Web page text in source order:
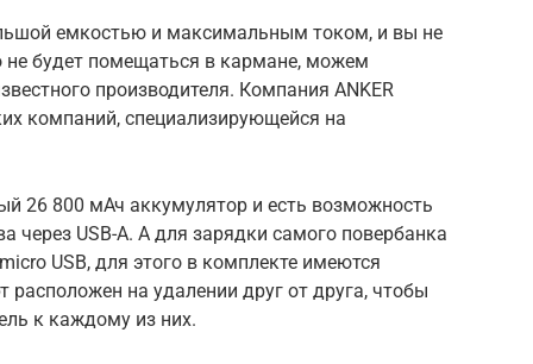
емкостью и максимальным током, и вы не
не будет помещаться в кармане, можем
производителя. Компания ANKER
компаний, специализирующейся на
26 800 мАч аккумулятор и есть возможность
через USB-A. А для зарядки самого повербанка
USB, для этого в комплекте имеются
на удалении друг от друга, чтобы
к каждому из них.